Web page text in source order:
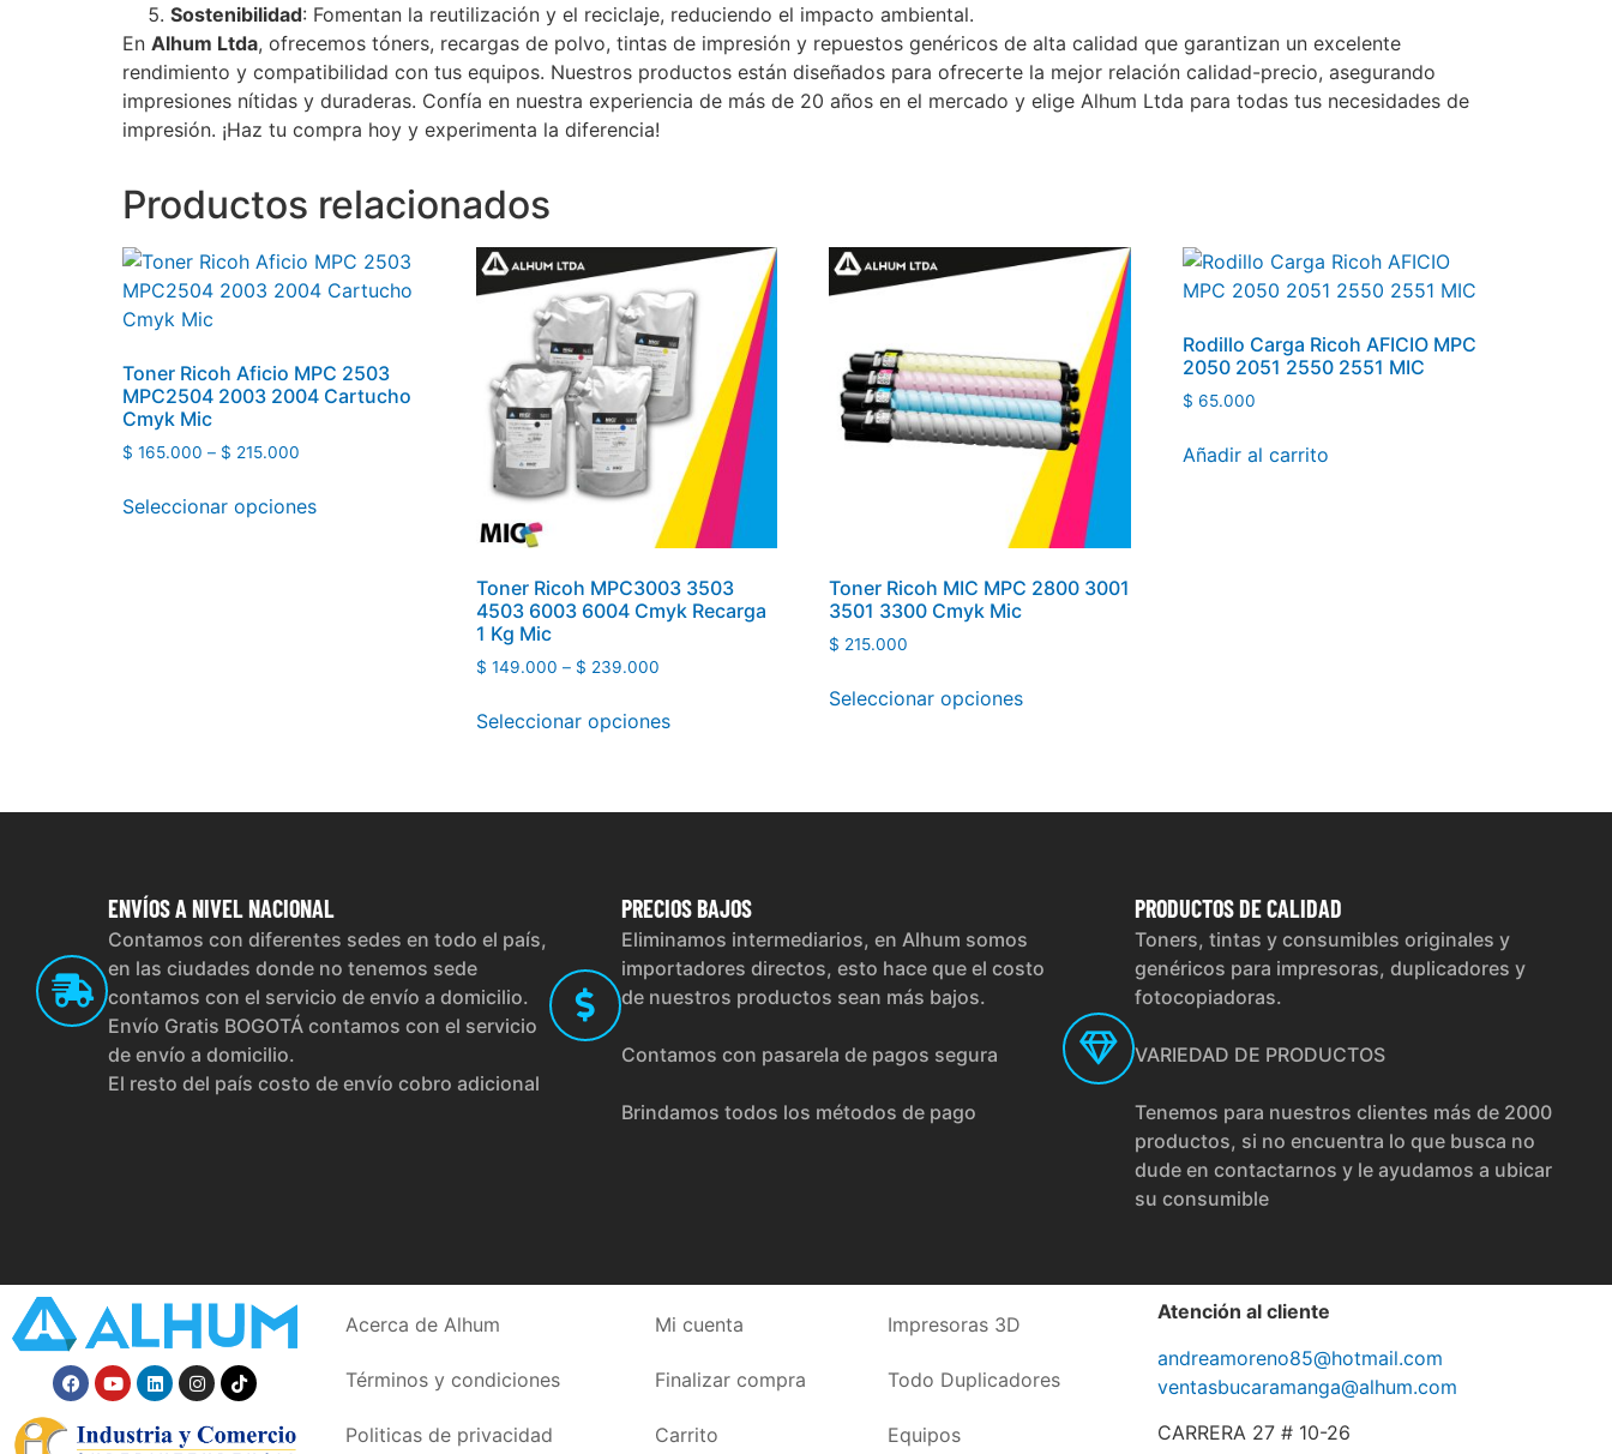
Sostenibilidad: Fomentan la reutilización y el reciclaje, reduciendo el impacto ambiental.
En Alhum Ltda, ofrecemos tóners, recargas de polvo, tintas de impresión y repuestos genéricos de alta calidad que garantizan un excelente
rendimiento y compatibilidad con tus equipos. Nuestros productos están diseñados para ofrecerte la mejor relación calidad-precio, asegurando
impresiones nítidas y duraderas. Confía en nuestra experiencia de más de 20 años en el mercado y elige Alhum Ltda para todas tus necesidades de
impresión. ¡Haz tu compra hoy y experimenta la diferencia!
Productos relacionados
Toner Ricoh Aficio MPC 2503
MPC2504 2003 2004 Cartucho
Cmyk Mic
$ 165.000 – $ 215.000
Seleccionar opciones
Toner Ricoh MPC3003 3503
4503 6003 6004 Cmyk Recarga
1 Kg Mic
$ 149.000 – $ 239.000
Seleccionar opciones
Toner Ricoh MIC MPC 2800 3001
3501 3300 Cmyk Mic
$ 215.000
Seleccionar opciones
Rodillo Carga Ricoh AFICIO MPC
2050 2051 2550 2551 MIC
$ 65.000
Añadir al carrito
ENVÍOSA NIVEL NACIONAL
Contamos con diferentes sedes en todo el país,
en las ciudades donde no tenemos sede
contamos con el servicio de envío a domicilio.
Envío Gratis BOGOTÁ contamos con el servicio
de envío a domicilio.
El resto del país costo de envío cobro adicional
PRECIOSBAJOS
Eliminamos intermediarios, en Alhum somos
importadores directos, esto hace que el costo
de nuestros productos sean más bajos.
Contamos con pasarela de pagos segura
Brindamos todos los métodos de pago
PRODUCTOSDE CALIDAD
Toners, tintas y consumibles originales y
genéricos para impresoras, duplicadores y
fotocopiadoras.
VARIEDAD DE PRODUCTOS
Tenemos para nuestros clientes más de 2000
productos, si no encuentra lo que busca no
dude en contactarnos y le ayudamos a ubicar
su consumible
Acerca de Alhum
Términos y condiciones
Politicas de privacidad
Mi cuenta
Finalizar compra
Carrito
Impresoras 3D
Todo Duplicadores
Equipos
Atención al cliente
andreamoreno85@hotmail.com
ventasbucaramanga@alhum.com
CARRERA 27 # 10-26